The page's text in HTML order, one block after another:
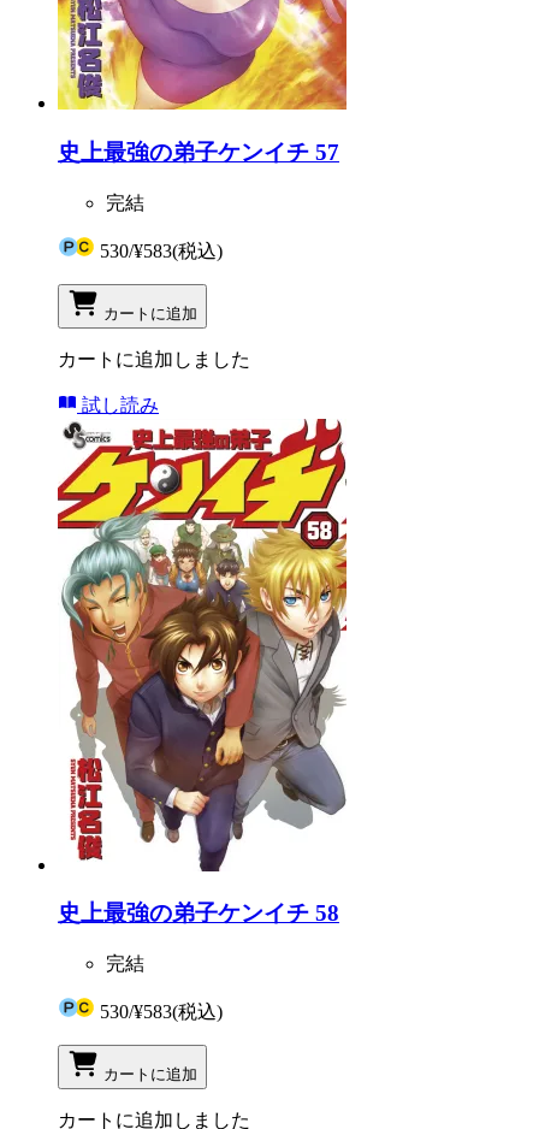
史上最強の弟子ケンイチ 57
完結
530/¥583(税込)
カートに追加
カートに追加しました
試し読み
史上最強の弟子ケンイチ 58
完結
530/¥583(税込)
カートに追加
カートに追加しました